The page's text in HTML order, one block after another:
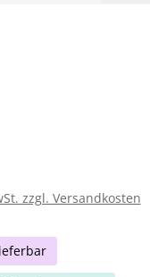
zzgl. Versandkosten